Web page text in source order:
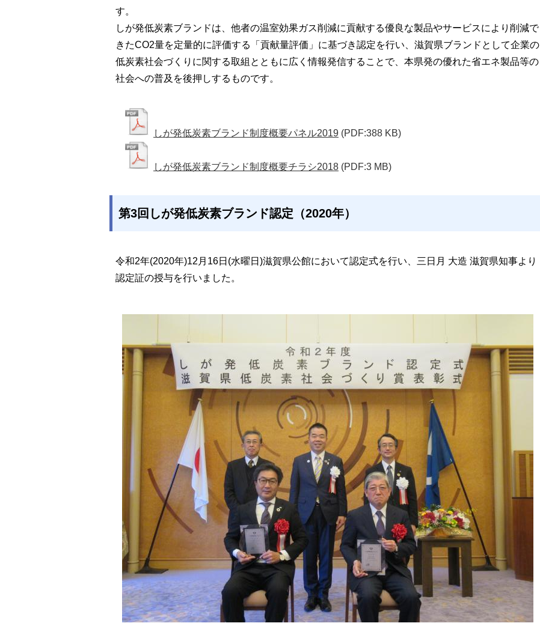
す。
しが発低炭素ブランドは、他者の温室効果ガス削減に貢献する優良な製品やサービスにより削減で
きたCO2量を定量的に評価する「貢献量評価」に基づき認定を行い、滋賀県ブランドとして企業の
低炭素社会づくりに関する取組とともに広く情報発信することで、本県発の優れた省エネ製品等の
社会への普及を後押しするものです。
しが発低炭素ブランド制度概要パネル2019 (PDF:388 KB)
しが発低炭素ブランド制度概要チラシ2018 (PDF:3 MB)
第3回しが発低炭素ブランド認定（2020年）
令和2年(2020年)12月16日(水曜日)滋賀県公館において認定式を行い、三日月 大造 滋賀県知事より
認定証の授与を行いました。